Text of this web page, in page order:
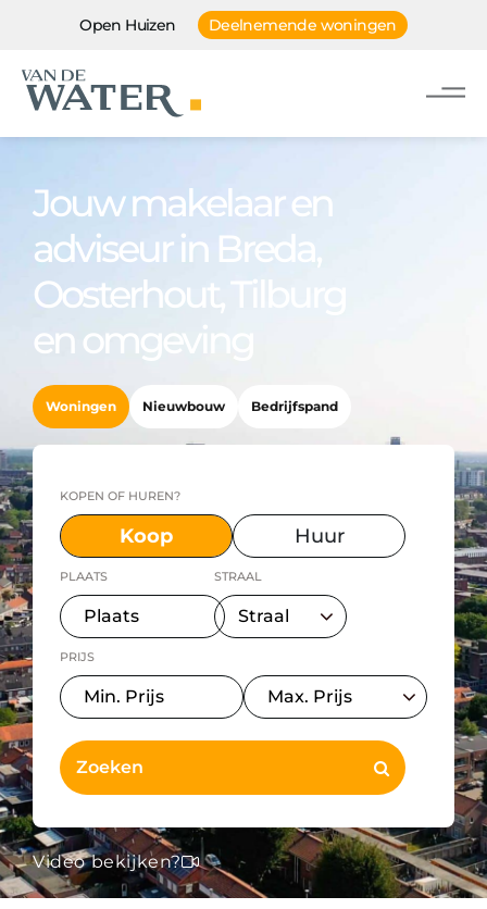
Open Huizen Deelnemende woningen
Jouw makelaar en
adviseur in Breda,
Oosterhout, Tilburg
en omgeving
Woningen Nieuwbouw Bedrijfspand
KOPEN OF HUREN?
Koop Huur
PLAATS STRAAL
PRIJS
Video bekijken?